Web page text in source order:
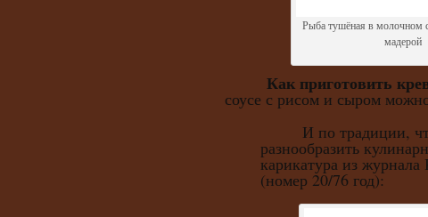
Рыба тушёная в молочном
мадерой
Как приготовить
соусе с рисом и сыром
И по традиции,
разнообразить
карикатура из журнала
(номер 20/76 год):